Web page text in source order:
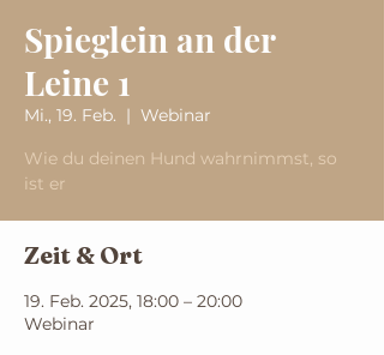
Spieglein an der
Leine 1
Mi., 19. Feb.
  |
Webinar
Wie du deinen Hund wahrnimmst, so
ist er
Zeit & Ort
19. Feb. 2025, 18:00 – 20:00
Webinar